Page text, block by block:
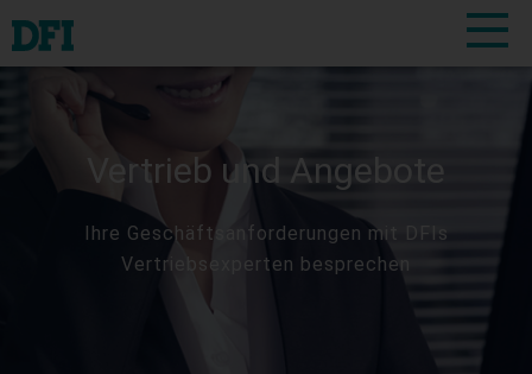
Vertrieb und Angebote
Ihre Geschäftsanforderungen mit DFIs
Vertriebsexperten besprechen